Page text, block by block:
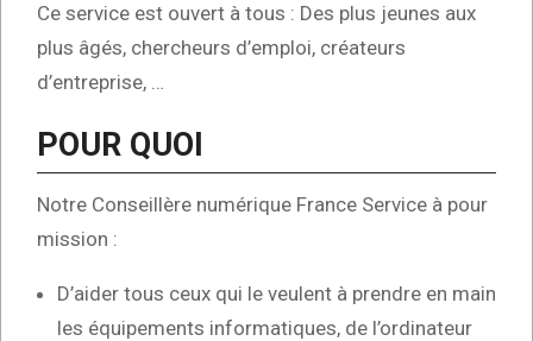
Ce service est ouvert à tous : Des plus jeunes aux
plus âgés, chercheurs d’emploi, créateurs
d’entreprise, …
POUR QUOI
Notre Conseillère numérique France Service à pour
mission :
D’aider tous ceux qui le veulent à prendre en main
les équipements informatiques, de l’ordinateur